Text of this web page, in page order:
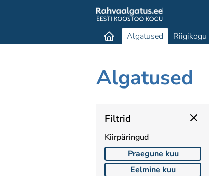
Algatused Riigikogu
Algatused
Filtrid
Kiirpäringud
Praegune kuu
Eelmine kuu